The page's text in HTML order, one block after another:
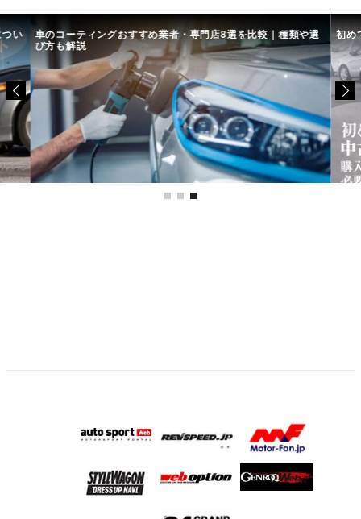
い 車のコーティングおすすめ業者・専門店8選を比較｜種類や選
び方も解説
初め